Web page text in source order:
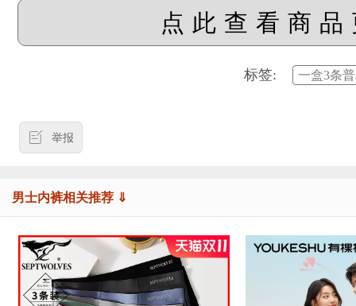
点此查看商
标签: 一盒3条
举报
男士内裤相关推荐 ⇓